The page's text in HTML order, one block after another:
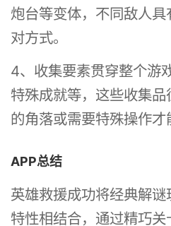
炮台等变体，不同敌人
对方式。
4、收集要素贯穿整个游
特殊成就等，这些收集
的角落或需要特殊操作才
APP总结
英雄救援成功将经典解
特性相结合，通过精巧